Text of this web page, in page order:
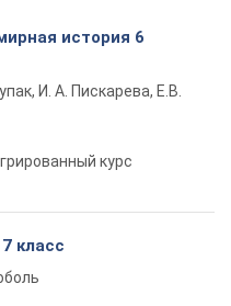
история 6
И. А. Пискарева, Е.В.
курс
класс